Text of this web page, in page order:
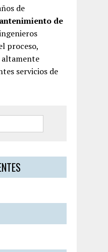
de
de
proceso,
altamente
servicios de